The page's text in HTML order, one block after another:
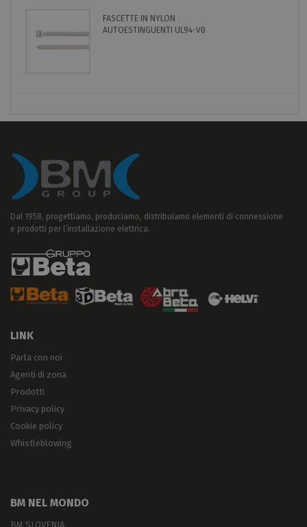
FASCETTE IN NYLON ·
AUTOESTINGUENTI UL94-V0
Dal 1958, progettiamo, produciamo, distribuiamo elementi di connessione
e prodotti per l’installazione elettrica.
LINK
Parla con noi
Agenti di zona
Prodotti
Privacy policy
Cookie policy
Whistleblowing
BM NEL MONDO
BM SLOVENIA